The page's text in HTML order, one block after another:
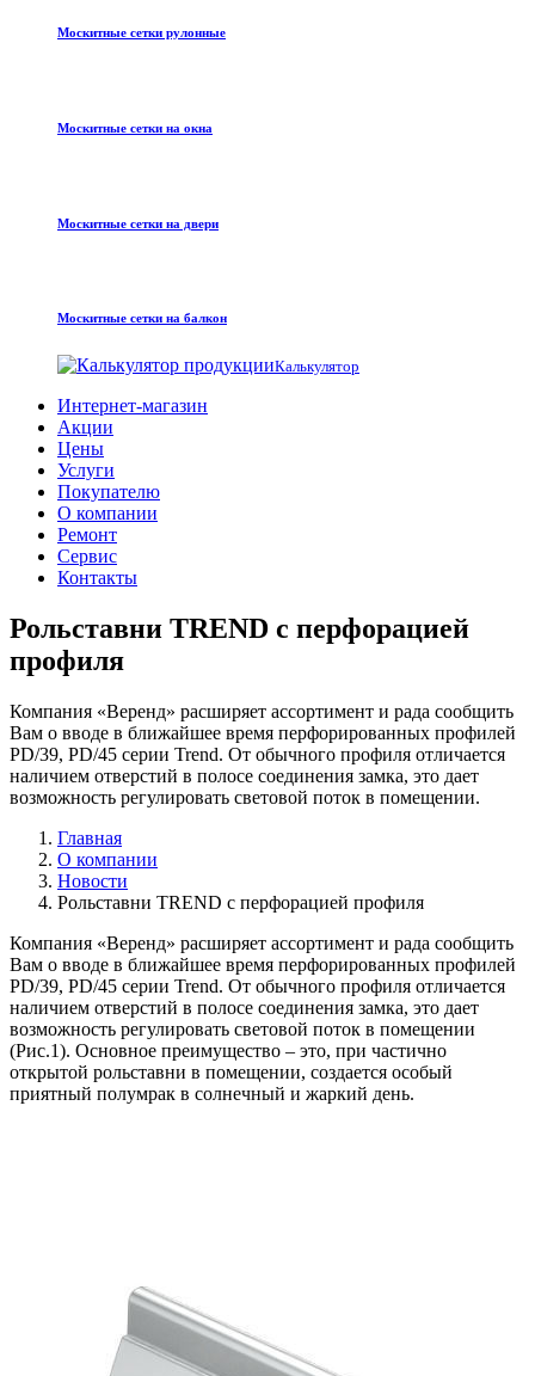
Москитные сетки рулонные
Москитные сетки на окна
Москитные сетки на двери
Москитные сетки на балкон
Калькулятор
Интернет-магазин
Акции
Цены
Услуги
Покупателю
О компании
Ремонт
Сервис
Контакты
Рольставни TREND с перфорацией
профиля
Компания «Веренд» расширяет ассортимент и рада сообщить
Вам о вводе в ближайшее время перфорированных профилей
PD/39, PD/45 серии Trend. От обычного профиля отличается
наличием отверстий в полосе соединения замка, это дает
возможность регулировать световой поток в помещении.
Главная
О компании
Новости
Рольставни TREND с перфорацией профиля
Компания «Веренд» расширяет ассортимент и рада сообщить
Вам о вводе в ближайшее время перфорированных профилей
PD/39, PD/45 серии Trend. От обычного профиля отличается
наличием отверстий в полосе соединения замка, это дает
возможность регулировать световой поток в помещении
(Рис.1). Основное преимущество – это, при частично
открытой рольставни в помещении, создается особый
приятный полумрак в солнечный и жаркий день.